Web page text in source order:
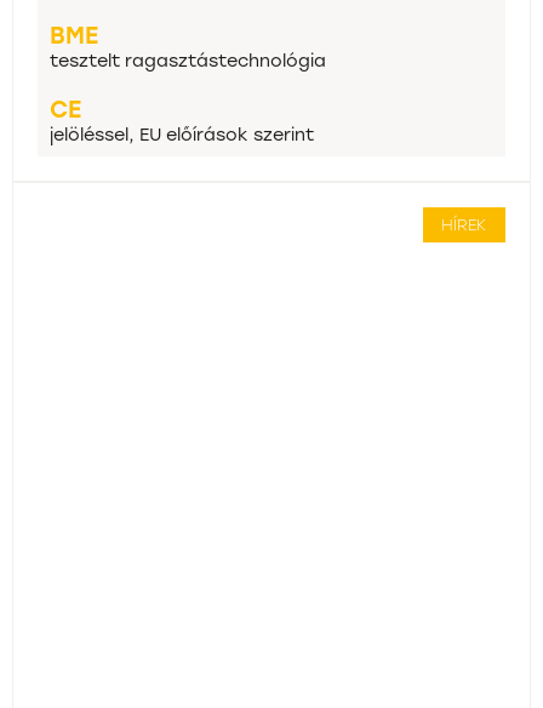
BME
tesztelt ragasztástechnológia
CE
jelöléssel, EU előírások szerint
HÍREK